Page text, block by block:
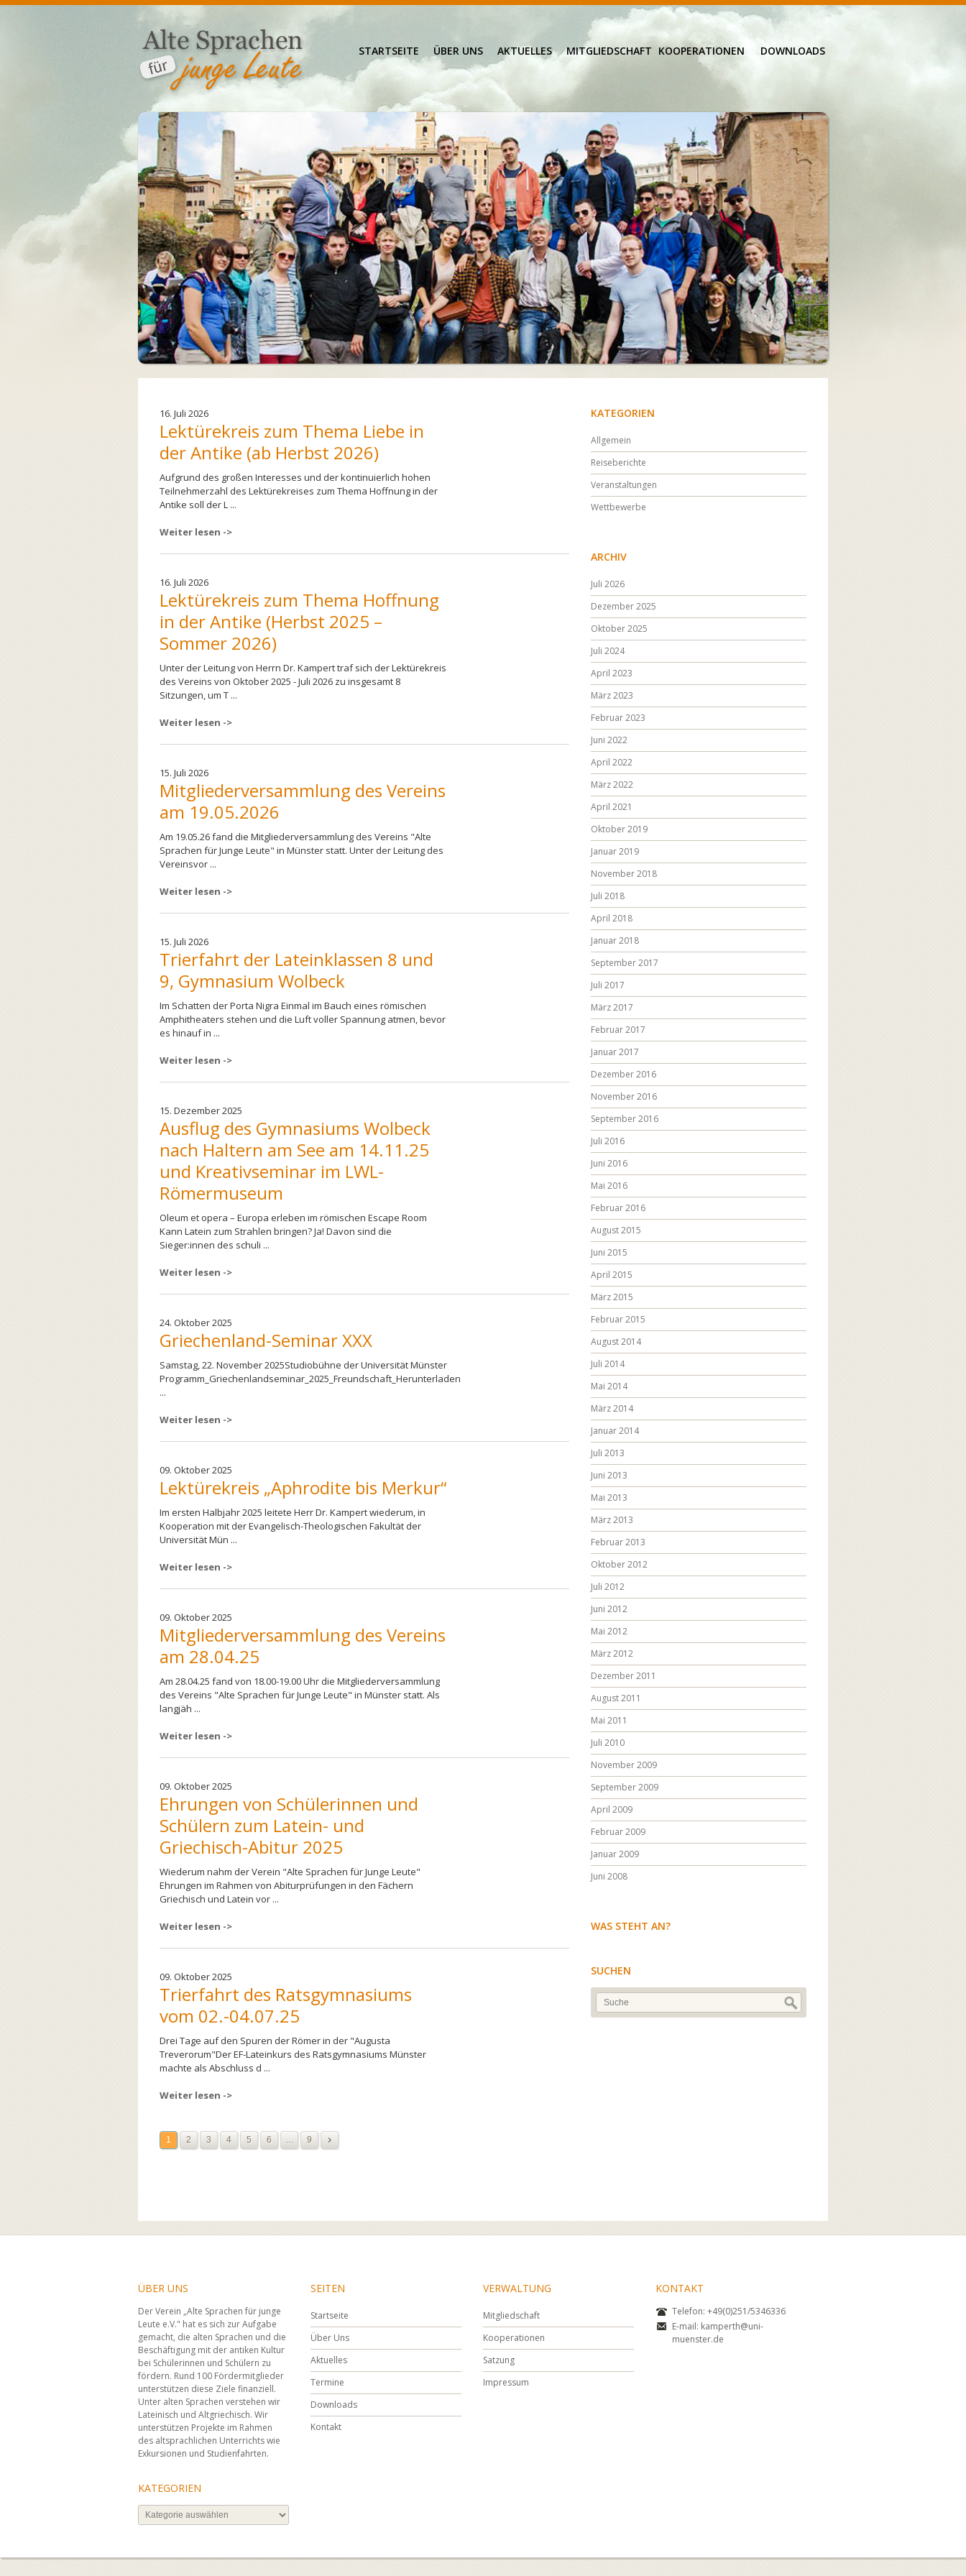
STARTSEITE ÜBER UNS AKTUELLES MITGLIEDSCHAFT KOOPERATIONEN DOWNLOADS
16. Juli 2026
Lektürekreis zum Thema Liebe in
der Antike (ab Herbst 2026)
Aufgrund des großen Interesses und der kontinuierlich hohen
Teilnehmerzahl des Lektürekreises zum Thema Hoffnung in der
Antike soll der L ...
Weiter lesen ->
16. Juli 2026
Lektürekreis zum Thema Hoffnung
in der Antike (Herbst 2025 –
Sommer 2026)
Unter der Leitung von Herrn Dr. Kampert traf sich der Lektürekreis
des Vereins von Oktober 2025 - Juli 2026 zu insgesamt 8
Sitzungen, um T ...
Weiter lesen ->
15. Juli 2026
Mitgliederversammlung des Vereins
am 19.05.2026
Am 19.05.26 fand die Mitgliederversammlung des Vereins "Alte
Sprachen für Junge Leute" in Münster statt. Unter der Leitung des
Vereinsvor ...
Weiter lesen ->
15. Juli 2026
Trierfahrt der Lateinklassen 8 und
9, Gymnasium Wolbeck
Im Schatten der Porta Nigra Einmal im Bauch eines römischen
Amphitheaters stehen und die Luft voller Spannung atmen, bevor
es hinauf in ...
Weiter lesen ->
15. Dezember 2025
Ausflug des Gymnasiums Wolbeck
nach Haltern am See am 14.11.25
und Kreativseminar im LWL-
Römermuseum
Oleum et opera – Europa erleben im römischen Escape Room
Kann Latein zum Strahlen bringen? Ja! Davon sind die
Sieger:innen des schuli ...
Weiter lesen ->
24. Oktober 2025
Griechenland-Seminar XXX
Samstag, 22. November 2025Studiobühne der Universität Münster
Programm_Griechenlandseminar_2025_Freundschaft_Herunterladen
...
Weiter lesen ->
09. Oktober 2025
Lektürekreis „Aphrodite bis Merkur“
Im ersten Halbjahr 2025 leitete Herr Dr. Kampert wiederum, in
Kooperation mit der Evangelisch-Theologischen Fakultät der
Universität Mün ...
Weiter lesen ->
09. Oktober 2025
Mitgliederversammlung des Vereins
am 28.04.25
Am 28.04.25 fand von 18.00-19.00 Uhr die Mitgliederversammlung
des Vereins "Alte Sprachen für Junge Leute" in Münster statt. Als
langjäh ...
Weiter lesen ->
09. Oktober 2025
Ehrungen von Schülerinnen und
Schülern zum Latein- und
Griechisch-Abitur 2025
Wiederum nahm der Verein "Alte Sprachen für Junge Leute"
Ehrungen im Rahmen von Abiturprüfungen in den Fächern
Griechisch und Latein vor ...
Weiter lesen ->
09. Oktober 2025
Trierfahrt des Ratsgymnasiums
vom 02.-04.07.25
Drei Tage auf den Spuren der Römer in der "Augusta
Treverorum"Der EF-Lateinkurs des Ratsgymnasiums Münster
machte als Abschluss d ...
Weiter lesen ->
1 2 3 4 5 6 … 9
KATEGORIEN
Allgemein
Reiseberichte
Veranstaltungen
Wettbewerbe
ARCHIV
Juli 2026
Dezember 2025
Oktober 2025
Juli 2024
April 2023
März 2023
Februar 2023
Juni 2022
April 2022
März 2022
April 2021
Oktober 2019
Januar 2019
November 2018
Juli 2018
April 2018
Januar 2018
September 2017
Juli 2017
März 2017
Februar 2017
Januar 2017
Dezember 2016
November 2016
September 2016
Juli 2016
Juni 2016
Mai 2016
Februar 2016
August 2015
Juni 2015
April 2015
März 2015
Februar 2015
August 2014
Juli 2014
Mai 2014
März 2014
Januar 2014
Juli 2013
Juni 2013
Mai 2013
März 2013
Februar 2013
Oktober 2012
Juli 2012
Juni 2012
Mai 2012
März 2012
Dezember 2011
August 2011
Mai 2011
Juli 2010
November 2009
September 2009
April 2009
Februar 2009
Januar 2009
Juni 2008
WAS STEHT AN?
SUCHEN
ÜBER UNS
Der Verein „Alte Sprachen für junge
Leute e.V." hat es sich zur Aufgabe
gemacht, die alten Sprachen und die
Beschäftigung mit der antiken Kultur
bei Schülerinnen und Schülern zu
fördern. Rund 100 Fördermitglieder
unterstützen diese Ziele finanziell.
Unter alten Sprachen verstehen wir
Lateinisch und Altgriechisch. Wir
unterstützen Projekte im Rahmen
des altsprachlichen Unterrichts wie
Exkursionen und Studienfahrten.
KATEGORIEN
Kategorien
SEITEN
Startseite
Über Uns
Aktuelles
Termine
Downloads
Kontakt
VERWALTUNG
Mitgliedschaft
Kooperationen
Satzung
Impressum
KONTAKT
Telefon: +49(0)251/5346336
E-mail: kamperth@uni-
muenster.de